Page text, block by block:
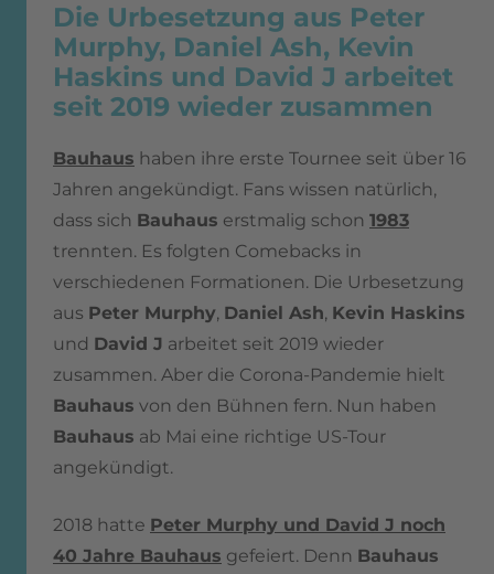
Die Urbesetzung aus Peter
Murphy, Daniel Ash, Kevin
Haskins und David J arbeitet
seit 2019 wieder zusammen
Bauhaus haben ihre erste Tournee seit über 16
Jahren angekündigt. Fans wissen natürlich,
dass sich Bauhaus erstmalig schon 1983
trennten. Es folgten Comebacks in
verschiedenen Formationen. Die Urbesetzung
aus Peter Murphy, Daniel Ash, Kevin Haskins
und David J arbeitet seit 2019 wieder
zusammen. Aber die Corona-Pandemie hielt
Bauhaus von den Bühnen fern. Nun haben
Bauhaus ab Mai eine richtige US-Tour
angekündigt.
2018 hatte Peter Murphy und David J noch
40 Jahre Bauhaus gefeiert. Denn Bauhaus